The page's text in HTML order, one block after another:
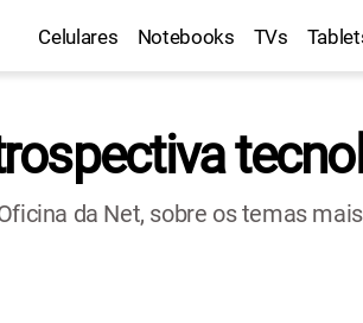
Celulares Notebooks TVs
da Net, sobre os temas